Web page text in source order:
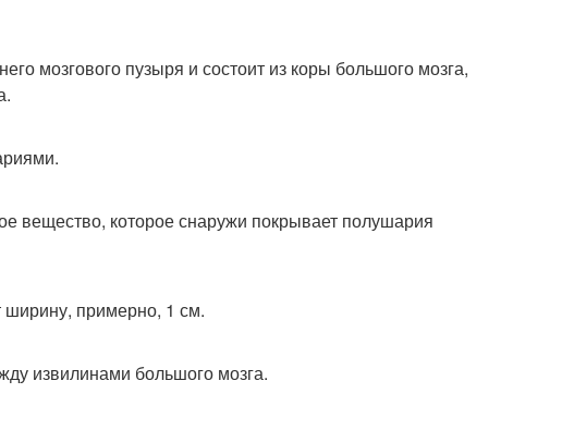
мозгового пузыря и состоит из коры большого мозга,
вещество, которое снаружи покрывает полушария
примерно, 1 см.
извилинами большого мозга.